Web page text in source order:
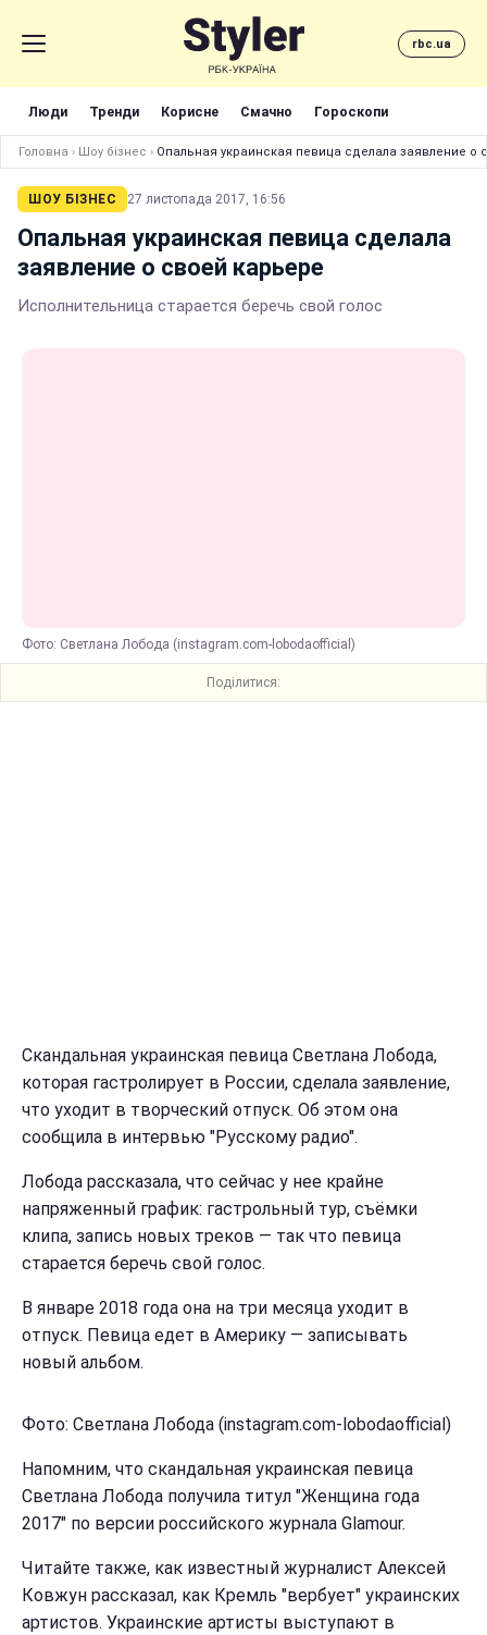
rbc.ua
Люди Тренди Корисне Смачно Гороскопи
Головна › Шоу бізнес › Опальная украинская певица сделала заявление о
ШОУ БІЗНЕС 27 листопада 2017, 16:56
Опальная украинская певица сделала
заявление о своей карьере
Исполнительница старается беречь свой голос
Фото: Светлана Лобода (instagram.com-lobodaofficial)
Поділитися:
Скандальная украинская певица Светлана Лобода,
которая гастролирует в России, сделала заявление,
что уходит в творческий отпуск. Об этом она
сообщила в интервью "Русскому радио".
Лобода рассказала, что сейчас у нее крайне
напряженный график: гастрольный тур, съёмки
клипа, запись новых треков — так что певица
старается беречь свой голос.
В январе 2018 года она на три месяца уходит в
отпуск. Певица едет в Америку — записывать
новый альбом.
Фото: Светлана Лобода (instagram.com-lobodaofficial)
Напомним, что скандальная украинская певица
Светлана Лобода получила титул "Женщина года
2017" по версии российского журнала Glamour.
Читайте также, как известный журналист Алексей
Ковжун рассказал, как Кремль "вербует" украинских
артистов. Украинские артисты выступают в